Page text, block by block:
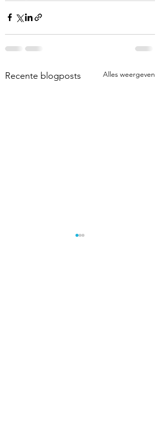
Recente blogposts Alles weergeven